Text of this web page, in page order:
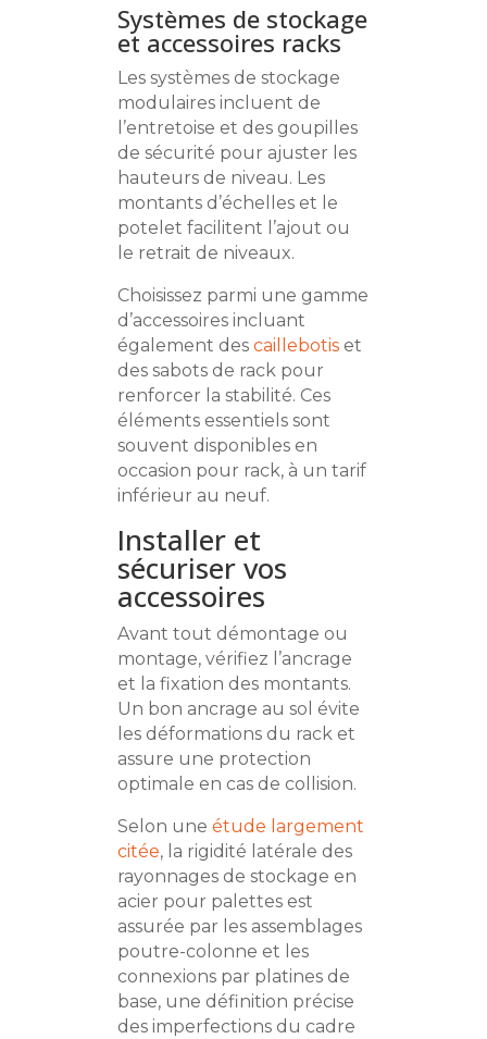
Systèmes de stockage
et accessoires racks
Les systèmes de stockage
modulaires incluent de
l’entretoise et des goupilles
de sécurité pour ajuster les
hauteurs de niveau. Les
montants d’échelles et le
potelet facilitent l’ajout ou
le retrait de niveaux.
Choisissez parmi une gamme
d’accessoires incluant
également des caillebotiset
des sabots de rack pour
renforcer la stabilité. Ces
éléments essentiels sont
souvent disponibles en
occasion pour rack, à un tarif
inférieur au neuf.
Installer et
sécuriser vos
accessoires
Avant tout démontage ou
montage, vérifiez l’ancrage
et la fixation des montants.
Un bon ancrage au sol évite
les déformations du rack et
assure une protection
optimale en cas de collision.
Selon une étude largement
citée, la rigidité latérale des
rayonnages de stockage en
acier pour palettes est
assurée par les assemblages
poutre-colonne et les
connexions par platines de
base, une définition précise
des imperfections du cadre